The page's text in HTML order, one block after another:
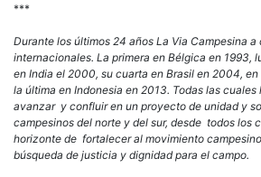
***
Durante los últimos 24 años La Via Campesina
internacionales. La primera en Bélgica en 1993,
en India el 2000, su cuarta en Brasil en 2004,
la última en Indonesia en 2013. Todas las cuales
avanzar y confluir en un proyecto de unidad y
campesinos del norte y del sur, desde todos los
horizonte de fortalecer al movimiento
búsqueda de justicia y dignidad para el campo.